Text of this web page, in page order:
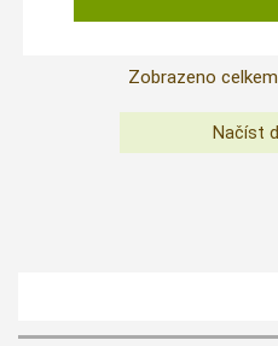
Zobrazeno celkem